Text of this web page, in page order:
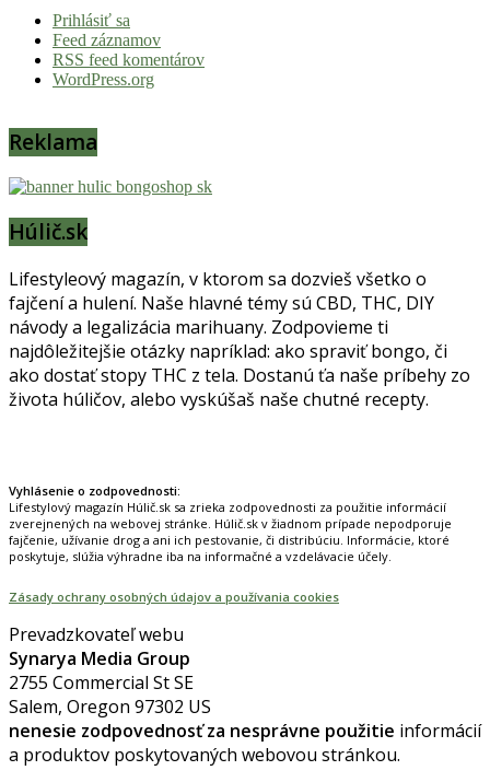
Prihlásiť sa
Feed záznamov
RSS feed komentárov
WordPress.org
Reklama
Húlič.sk
Lifestyleový magazín, v ktorom sa dozvieš všetko o
fajčení a hulení. Naše hlavné témy sú CBD, THC, DIY
návody a legalizácia marihuany. Zodpovieme ti
najdôležitejšie otázky napríklad: ako spraviť bongo, či
ako dostať stopy THC z tela. Dostanú ťa naše príbehy zo
života húličov, alebo vyskúšaš naše chutné recepty.
Vyhlásenie o zodpovednosti:
Lifestylový magazín Húlič.sk sa zrieka zodpovednosti za použitie informácií
zverejnených na webovej stránke. Húlič.sk v žiadnom prípade nepodporuje
fajčenie, užívanie drog a ani ich pestovanie, či distribúciu. Informácie, ktoré
poskytuje, slúžia výhradne iba na informačné a vzdelávacie účely.
Zásady ochrany osobných údajov a používania cookies
Prevadzkovateľ webu
Synarya Media Group
2755 Commercial St SE
Salem, Oregon 97302 US
nenesie zodpovednosť za nesprávne použitie informácií
a produktov poskytovaných webovou stránkou.